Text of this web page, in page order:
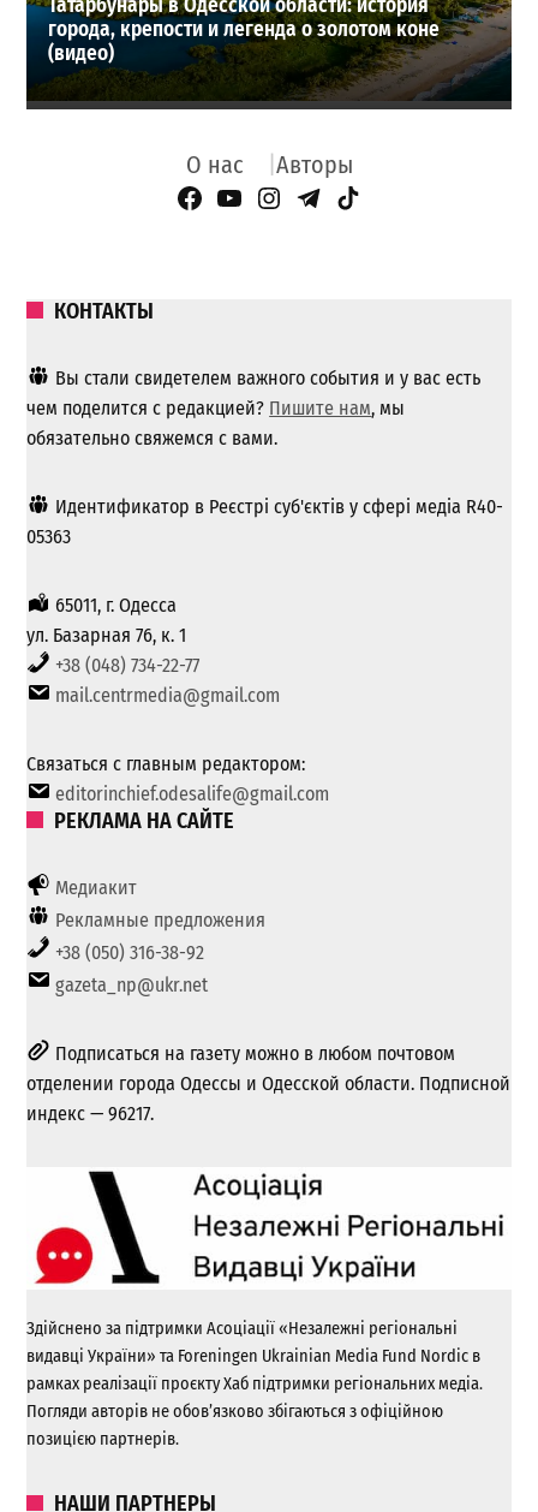
города, крепости и легенда о золотом коне
(видео)
О нас Авторы
Facebook Page
YouTube
Instagram
Telegram
TikTok
КОНТАКТЫ
Вы стали свидетелем важного события и у вас есть
чем поделится с редакцией? Пишите нам, мы
обязательно свяжемся с вами.
Идентификатор в Реєстрі суб'єктів у сфері медіа R40-
05363
65011, г. Одесса
ул. Базарная 76, к. 1
+38 (048) 734-22-77
mail.centrmedia@gmail.com
Связаться с главным редактором:
editorinchief.odesalife@gmail.com
РЕКЛАМА НА САЙТЕ
Медиакит
Рекламные предложения
+38 (050) 316-38-92
gazeta_np@ukr.net
Подписаться на газету можно в любом почтовом
отделении города Одессы и Одесской области. Подписной
индекс — 96217.
Здійснено за підтримки Асоціації «Незалежні регіональні
видавці України» та Foreningen Ukrainian Media Fund Nordic в
рамках реалізації проєкту Хаб підтримки регіональних медіа.
Погляди авторів не обов’язково збігаються з офіційною
позицією партнерів.
НАШИ ПАРТНЕРЫ